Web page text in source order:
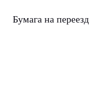
Бумага на переезд